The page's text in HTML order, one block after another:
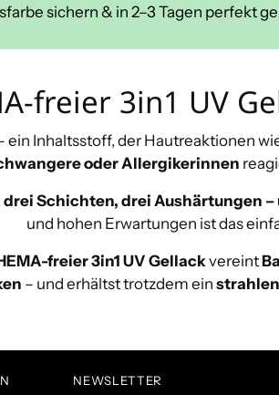
sichern & in 2–3 Tagen perfekt
freier 3in1 UV
ein Inhaltsstoff, der Hautreaktionen
oder Allergikerinnen
drei Schichten, drei Aushärtungen
und hohen Erwartungen ist das
freier 3in1 UV Gellackvereint
– und erhältst trotzdem ein
NEWSLETTER